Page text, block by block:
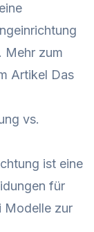
Mehr zum
Artikel Das
vs.
ist eine
für
Modelle zur